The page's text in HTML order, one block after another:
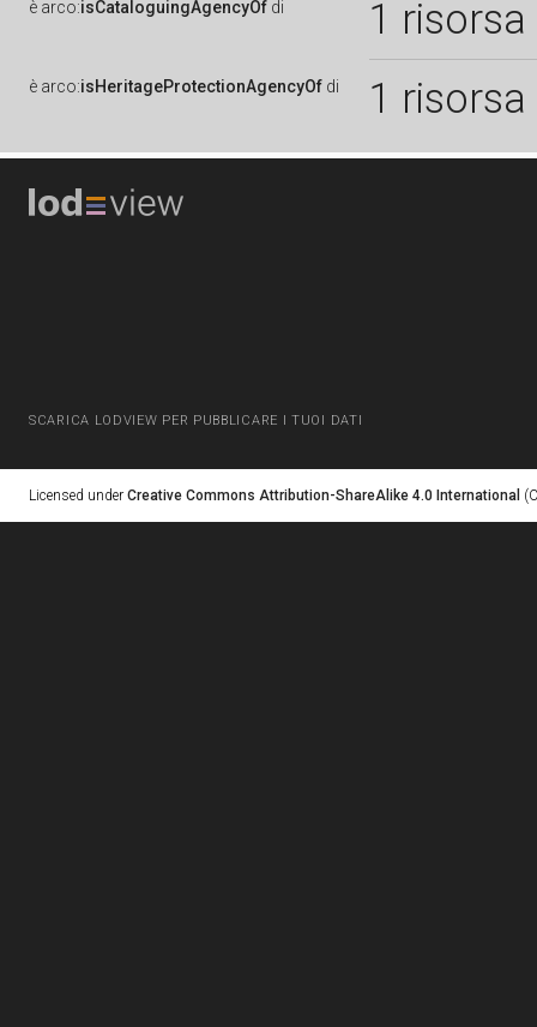
è arco:isCataloguingAgencyOf di 1 risorsa
è arco:isHeritageProtectionAgencyOf di 1 risorsa
SCARICA LODVIEW PER PUBBLICARE I TUOI DATI
Licensed under Creative Commons Attribution-ShareAlike 4.0 International